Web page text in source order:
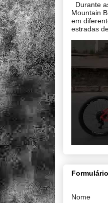
Durante
Mountain
em
estradas de
Nome